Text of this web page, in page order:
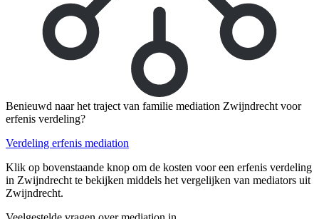
Benieuwd naar het traject van familie mediation Zwijndrecht voor
erfenis verdeling?
Verdeling erfenis mediation
Klik op bovenstaande knop om de kosten voor een erfenis verdeling
in Zwijndrecht te bekijken middels het vergelijken van mediators uit
Zwijndrecht.